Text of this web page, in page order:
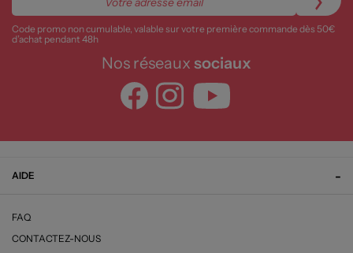
Code promo non cumulable, valable sur votre première commande dès 50€
d’achat pendant 48h
Nos réseaux sociaux
AIDE
FAQ
CONTACTEZ-NOUS